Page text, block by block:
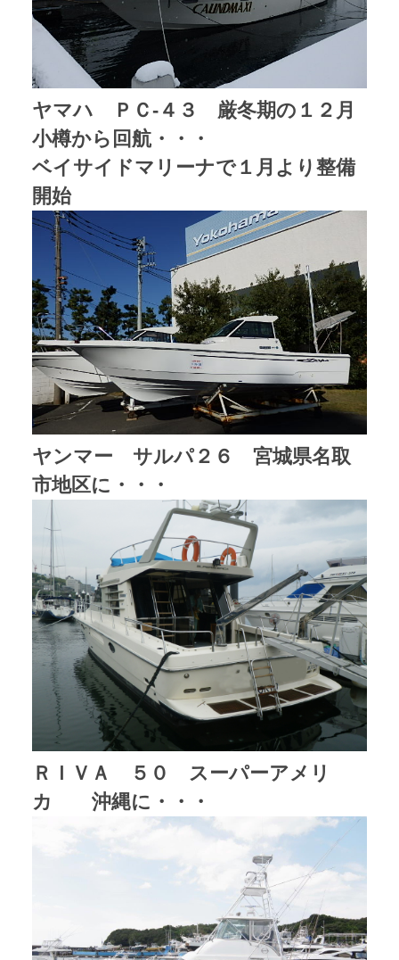
ヤマハ ＰＣ-４３ 厳冬期の１２月
小樽から回航・・・
ベイサイドマリーナで１月より整備
開始
ヤンマー サルパ２６ 宮城県名取
市地区に・・・
ＲＩＶＡ ５０ スーパーアメリ
カ 沖縄に・・・